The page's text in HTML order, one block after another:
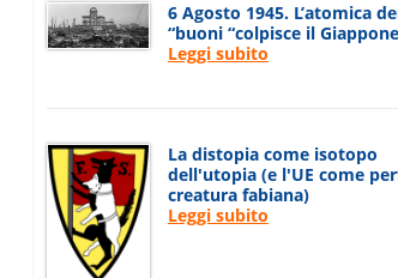
6 Agosto 1945. L’atomica
“buoni “colpisce il Giappone
Leggi subito
La distopia come isotopo
dell'utopia (e l'UE come
creatura fabiana)
Leggi subito